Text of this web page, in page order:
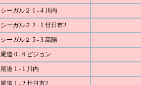
シーガル２ 1 - 4 川内
シーガル２ 2 - 1 廿日市2
シーガル２ 5 - 3 高陽
尾道 0 - 6 ピジョン
尾道 1 - 1 川内
尾道 1 - 2 廿日市2